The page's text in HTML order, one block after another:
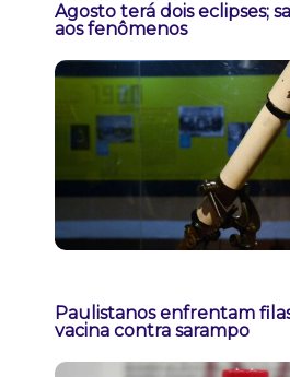
Agosto terá dois eclipses;
aos fenômenos
Paulistanos enfrentam
vacina contra sarampo